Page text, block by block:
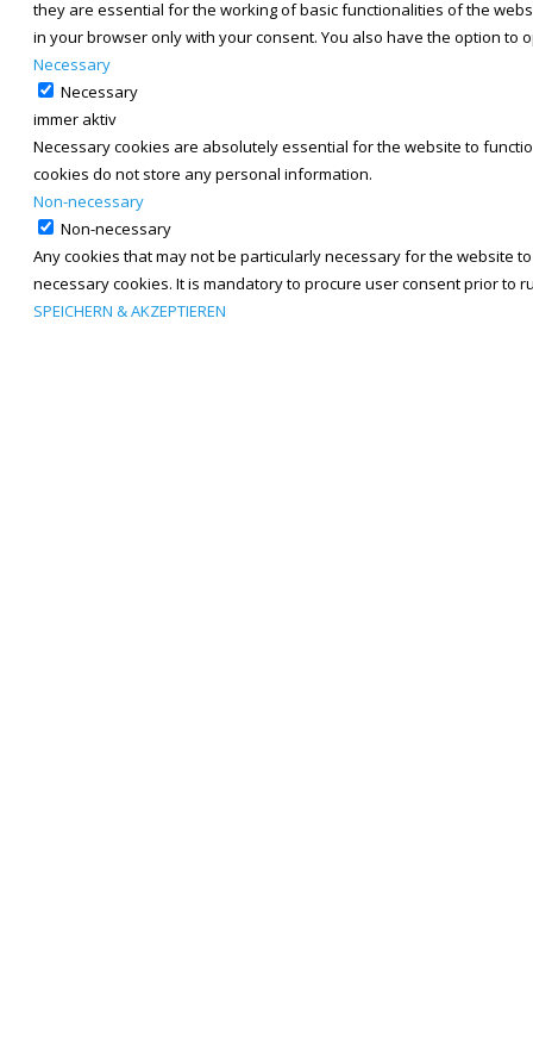
they are essential for the working of basic functionalities of the
in your browser only with your consent. You also have the option
Necessary
Necessary
immer aktiv
Necessary cookies are absolutely essential for the website to
cookies do not store any personal information.
Non-necessary
Non-necessary
Any cookies that may not be particularly necessary for the website
necessary cookies. It is mandatory to procure user consent prior to
SPEICHERN & AKZEPTIEREN